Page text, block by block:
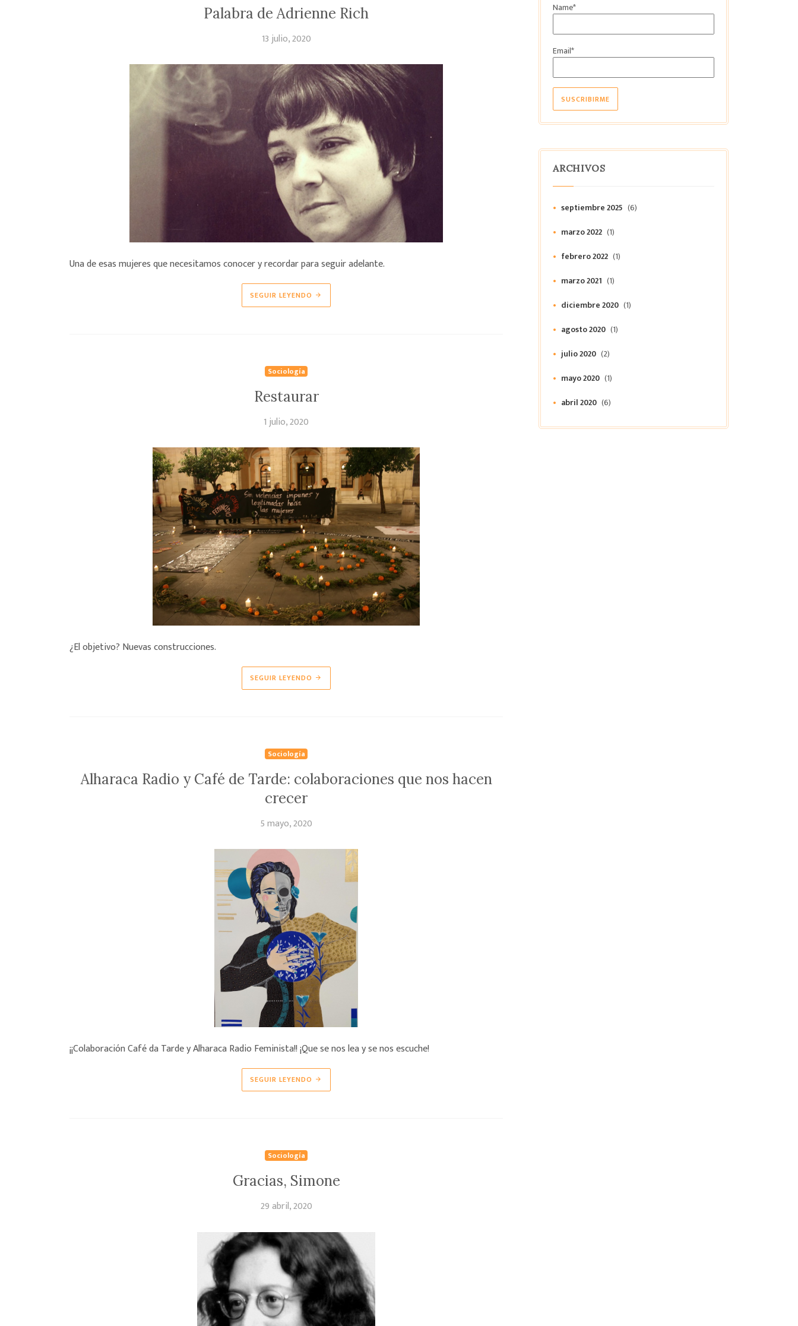
Palabra de Adrienne Rich
13 julio, 2020
Una de esas mujeres que necesitamos conocer y recordar para seguir adelante.
SEGUIR LEYENDO
Sociología
Restaurar
1 julio, 2020
¿El objetivo? Nuevas construcciones.
SEGUIR LEYENDO
Sociología
Alharaca Radio y Café de Tarde: colaboraciones que nos hacen
crecer
5 mayo, 2020
¡¡Colaboración Café da Tarde y Alharaca Radio Feminista!! ¡Que se nos lea y se nos escuche!
SEGUIR LEYENDO
Sociología
Gracias, Simone
29 abril, 2020
Name*
Email*
ARCHIVOS
septiembre 2025 (6)
marzo 2022 (1)
febrero 2022 (1)
marzo 2021 (1)
diciembre 2020 (1)
agosto 2020 (1)
julio 2020 (2)
mayo 2020 (1)
abril 2020 (6)